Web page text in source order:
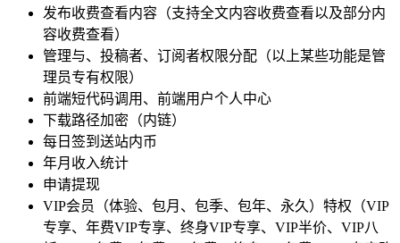
发布收费查看内容（支持全文内容收费查看以及部分内
容收费查看）
管理与、投稿者、订阅者权限分配（以上某些功能是管
理员专有权限）
前端短代码调用、前端用户个人中心
下载路径加密（内链）
每日签到送站内币
年月收入统计
申请提现
VIP会员（体验、包月、包季、包年、永久）特权（VIP
专享、年费VIP专享、终身VIP专享、VIP半价、VIP八